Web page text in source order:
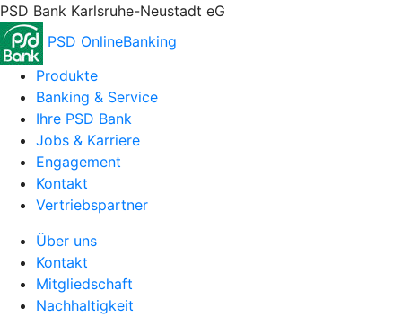
PSD Bank Karlsruhe-Neustadt eG
PSD OnlineBanking
Produkte
Banking & Service
Ihre PSD Bank
Jobs & Karriere
Engagement
Kontakt
Vertriebspartner
Über uns
Kontakt
Mitgliedschaft
Nachhaltigkeit